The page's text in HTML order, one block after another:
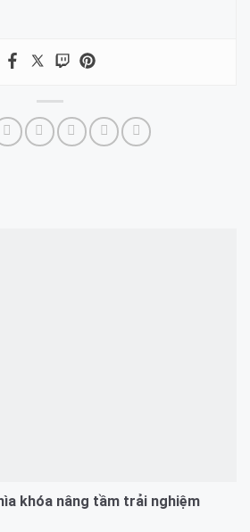
khóa nâng tầm trải nghiệm